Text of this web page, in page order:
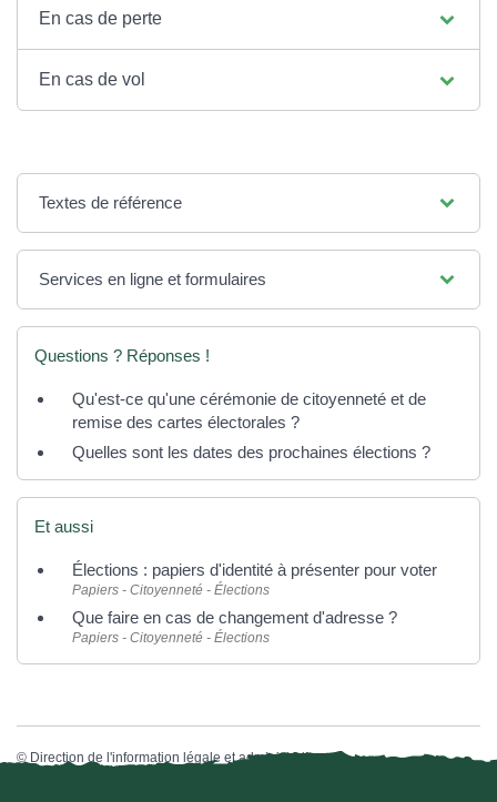
En cas de perte
En cas de vol
Textes de référence
Services en ligne et formulaires
Questions ? Réponses !
Qu'est-ce qu'une cérémonie de citoyenneté et de
remise des cartes électorales ?
Quelles sont les dates des prochaines élections ?
Et aussi
Élections : papiers d'identité à présenter pour voter
Papiers - Citoyenneté - Élections
Que faire en cas de changement d'adresse ?
Papiers - Citoyenneté - Élections
© Direction de l'information légale et administrative